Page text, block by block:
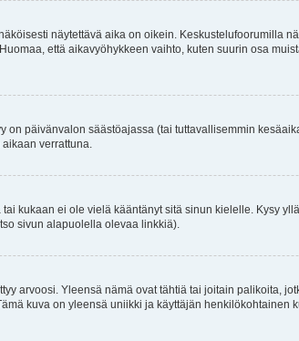
näytettävä aika on oikein. Keskustelufoorumilla
että aikavyöhykkeen vaihto, kuten suurin osa
päivänvalon säästöajassa (tai tuttavallisemmin
verrattuna.
kukaan ei ole vielä kääntänyt sitä sinun kielelle. Kysy
sivun alapuolella olevaa linkkiä).
arvoosi. Yleensä nämä ovat tähtiä tai joitain palikoita,
kuva on yleensä uniikki ja käyttäjän